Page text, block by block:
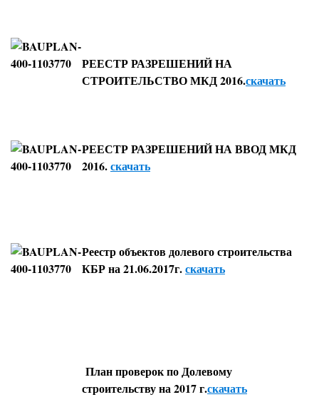
РЕЕСТР РАЗРЕШЕНИЙ НА
СТРОИТЕЛЬСТВО МКД 2016.скачать
РЕЕСТР РАЗРЕШЕНИЙ НА ВВОД МКД
2016.скачать
Реестр объектов долевого строительства
КБР на 21.06.2017г.скачать
План проверок по Долевому
строительству на 2017 г.скачать